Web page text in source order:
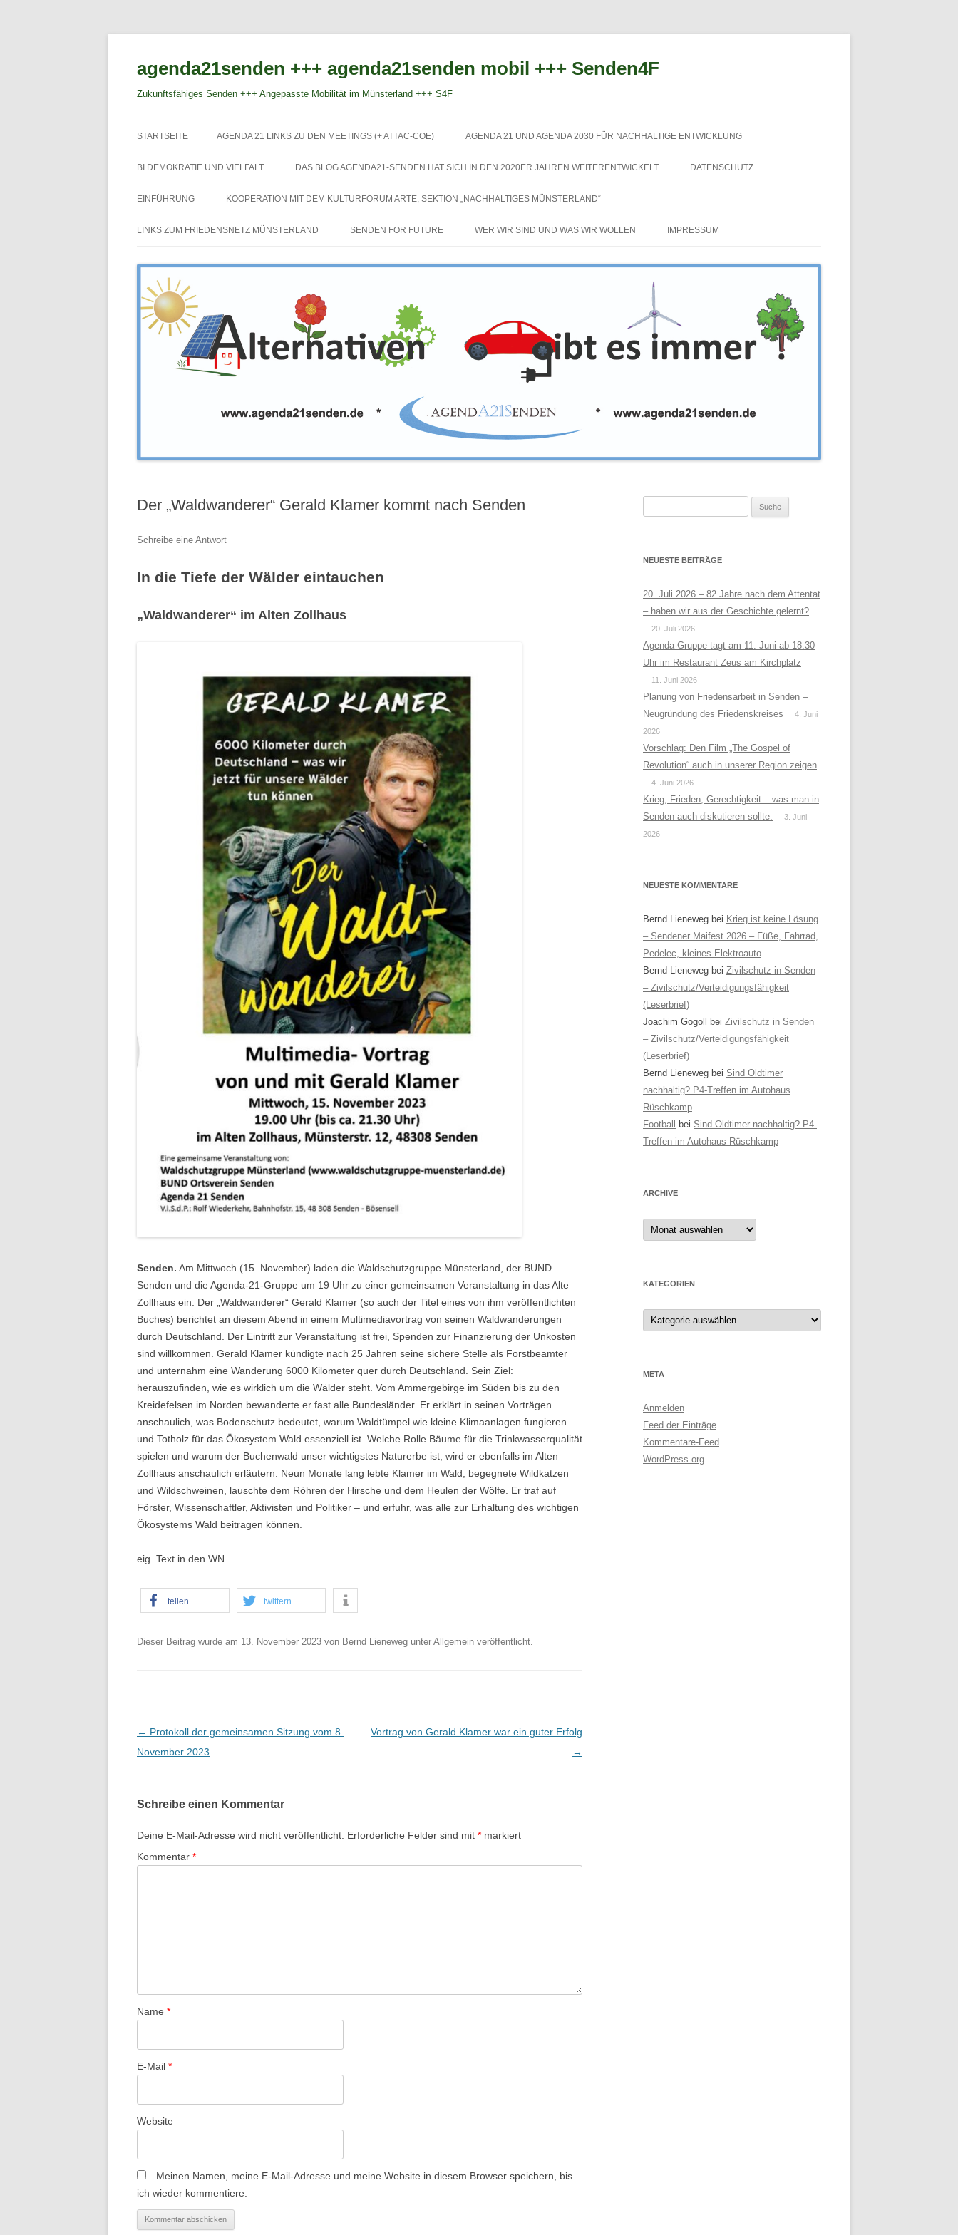
agenda21senden +++ agenda21senden mobil +++ Senden4F
Zukunftsfähiges Senden +++ Angepasste Mobilität im Münsterland +++ S4F
Inhalt
STARTSEITE AGENDA 21 LINKS ZU DEN MEETINGS (+ ATTAC-COE) AGENDA 21 UND AGENDA 2030 FÜR NACHHALTIGE ENTWICKLUNG
BI DEMOKRATIE UND VIELFALT DAS BLOG AGENDA21-SENDEN HAT SICH IN DEN 2020ER JAHREN WEITERENTWICKELT DATENSCHUTZ
EINFÜHRUNG KOOPERATION MIT DEM KULTURFORUM ARTE, SEKTION „NACHHALTIGES MÜNSTERLAND“
LINKS ZUM FRIEDENSNETZ MÜNSTERLAND SENDEN FOR FUTURE WER WIR SIND UND WAS WIR WOLLEN IMPRESSUM
Der „Waldwanderer“ Gerald Klamer kommt nach Senden
Schreibe eine Antwort
In die Tiefe der Wälder eintauchen
„Waldwanderer“ im Alten Zollhaus
Senden. Am Mittwoch (15. November) laden die Waldschutzgruppe Münsterland, der BUND
Senden und die Agenda-21-Gruppe um 19 Uhr zu einer gemeinsamen Veranstaltung in das Alte
Zollhaus ein. Der „Waldwanderer“ Gerald Klamer (so auch der Titel eines von ihm veröffentlichten
Buches) berichtet an diesem Abend in einem Multimediavortrag von seinen Waldwanderungen
durch Deutschland. Der Eintritt zur Veranstaltung ist frei, Spenden zur Finanzierung der Unkosten
sind willkommen. Gerald Klamer kündigte nach 25 Jahren seine sichere Stelle als Forstbeamter
und unternahm eine Wanderung 6000 Kilometer quer durch Deutschland. Sein Ziel:
herauszufinden, wie es wirklich um die Wälder steht. Vom Ammergebirge im Süden bis zu den
Kreidefelsen im Norden bewanderte er fast alle Bundesländer. Er erklärt in seinen Vorträgen
anschaulich, was Bodenschutz bedeutet, warum Waldtümpel wie kleine Klimaanlagen fungieren
und Totholz für das Ökosystem Wald essenziell ist. Welche Rolle Bäume für die Trinkwasserqualität
spielen und warum der Buchenwald unser wichtigstes Naturerbe ist, wird er ebenfalls im Alten
Zollhaus anschaulich erläutern. Neun Monate lang lebte Klamer im Wald, begegnete Wildkatzen
und Wildschweinen, lauschte dem Röhren der Hirsche und dem Heulen der Wölfe. Er traf auf
Förster, Wissenschaftler, Aktivisten und Politiker – und erfuhr, was alle zur Erhaltung des wichtigen
Ökosystems Wald beitragen können.
eig. Text in den WN
teilen twittern
Dieser Beitrag wurde am 13. November 2023 von Bernd Lieneweg unter Allgemein veröffentlicht.
B
e
r
a
g
g
a
i
o
← Protokoll der gemeinsamen Sitzung vom 8.
November 2023
Vortrag von Gerald Klamer war ein guter Erfolg
→
Schreibe einen Kommentar
Deine E-Mail-Adresse wird nicht veröffentlicht. Erforderliche Felder sind mit * markiert
Kommentar *
Name *
E-Mail *
Website
Meinen Namen, meine E-Mail-Adresse und meine Website in diesem Browser speichern, bis
ich wieder kommentiere.
NEUESTE BEITRÄGE
20. Juli 2026 – 82 Jahre nach dem Attentat
– haben wir aus der Geschichte gelernt?
20. Juli 2026
Agenda-Gruppe tagt am 11. Juni ab 18.30
Uhr im Restaurant Zeus am Kirchplatz
11. Juni 2026
Planung von Friedensarbeit in Senden –
Neugründung des Friedenskreises
4. Juni
2026
Vorschlag: Den Film „The Gospel of
Revolution“ auch in unserer Region zeigen
4. Juni 2026
Krieg, Frieden, Gerechtigkeit – was man in
Senden auch diskutieren sollte.
3. Juni
2026
NEUESTE KOMMENTARE
Bernd Lieneweg bei Krieg ist keine Lösung
– Sendener Maifest 2026 – Füße, Fahrrad,
Pedelec, kleines Elektroauto
Bernd Lieneweg bei Zivilschutz in Senden
– Zivilschutz/Verteidigungsfähigkeit
(Leserbrief)
Joachim Gogoll
bei Zivilschutz in Senden
– Zivilschutz/Verteidigungsfähigkeit
(Leserbrief)
Bernd Lieneweg bei Sind Oldtimer
nachhaltig? P4-Treffen im Autohaus
Rüschkamp
Football
bei Sind Oldtimer nachhaltig? P4-
Treffen im Autohaus Rüschkamp
ARCHIVE
Archive
KATEGORIEN
Kategorien
META
Anmelden
Feed der Einträge
Kommentare-Feed
WordPress.org